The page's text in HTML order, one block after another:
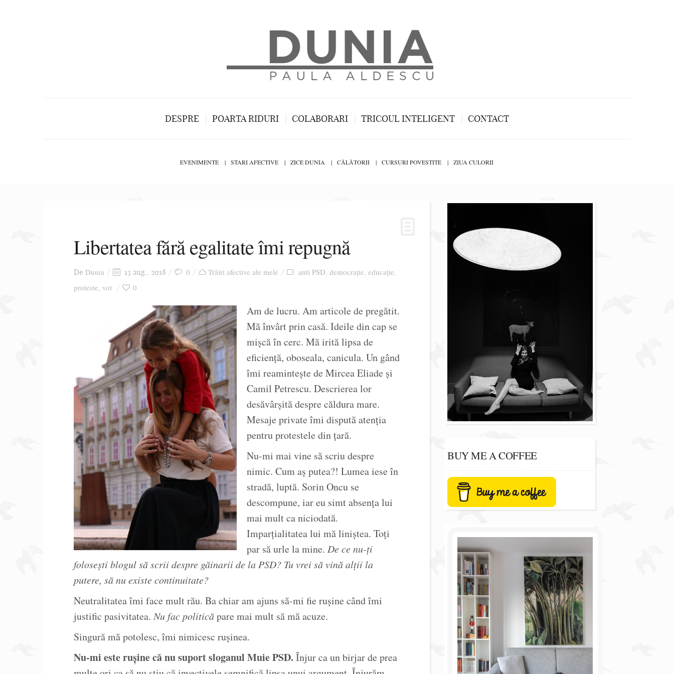
DESPRE POARTA RIDURI COLABORARI TRICOUL INTELIGENT CONTACT
EVENIMENTE STARI AFECTIVE ZICE DUNIA CĂLĂTORII CURSURI POVESTITE ZIUA CULORII
Libertatea fără egalitate îmi repugnă
De Dunia 13 aug., 2018 0 Trăiri afective ale mele anti PSD, democrație, educație,
proteste, vot 0
Am de lucru. Am articole de pregătit.
Mă învârt prin casă. Ideile din cap se
mișcă în cerc. Mă irită lipsa de
eficiență, oboseala, canicula. Un gând
îmi reamintește de Mircea Eliade și
Camil Petrescu. Descrierea lor
desăvârșită despre căldura mare.
Mesaje private îmi dispută atenția
pentru protestele din țară.
Nu-mi mai vine să scriu despre
nimic. Cum aș putea?! Lumea iese în
stradă, luptă. Sorin Oncu se
descompune, iar eu simt absența lui
mai mult ca niciodată.
Imparțialitatea lui mă liniștea. Toți
par să urle la mine. De ce nu-ți
folosești blogul să scrii despre găinarii de la PSD? Tu vrei să vină alții la
putere, să nu existe continuitate?
Neutralitatea îmi face mult rău. Ba chiar am ajuns să-mi fie rușine când îmi
justific pasivitatea.Nu fac politicăpare mai mult să mă acuze.
Singură mă potolesc, îmi nimicesc rușinea.
Nu-mi este rușine că nu suport sloganul Muie PSD. Înjur ca un birjar de prea
BUY ME A COFFEE